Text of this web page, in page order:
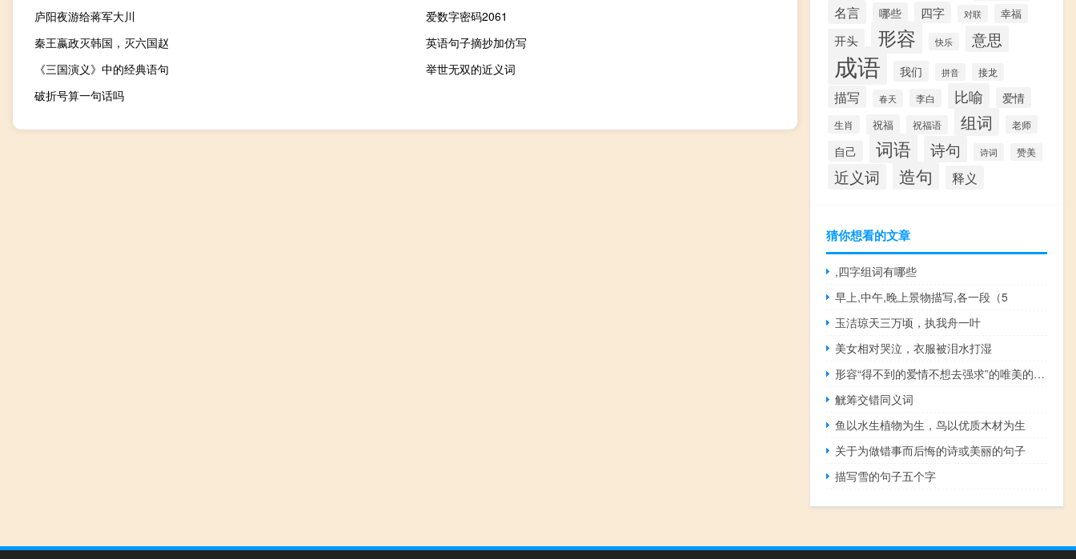
庐阳夜游给蒋军大川
爱数字密码2061
秦王嬴政灭韩国，灭六国赵
英语句子摘抄加仿写
《三国演义》中的经典语句
举世无双的近义词
破折号算一句话吗
名言 哪些 四字 对联 幸福
开头 形容 快乐 意思
成语 我们 拼音 接龙
描写 春天 李白 比喻 爱情
生肖 祝福 祝福语 组词 老师
自己 词语 诗句 诗词 赞美
近义词 造句 释义
猜你想看的文章
,四字组词有哪些
早上,中午,晚上景物描写,各一段（5
玉洁琼天三万顷，执我舟一叶
美女相对哭泣，衣服被泪水打湿
形容“得不到的爱情不想去强求”的唯美的句子有哪些？
觥筹交错同义词
鱼以水生植物为生，鸟以优质木材为生
关于为做错事而后悔的诗或美丽的句子
描写雪的句子五个字